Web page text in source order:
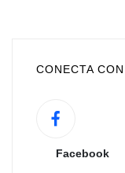
CONECTA
Facebook